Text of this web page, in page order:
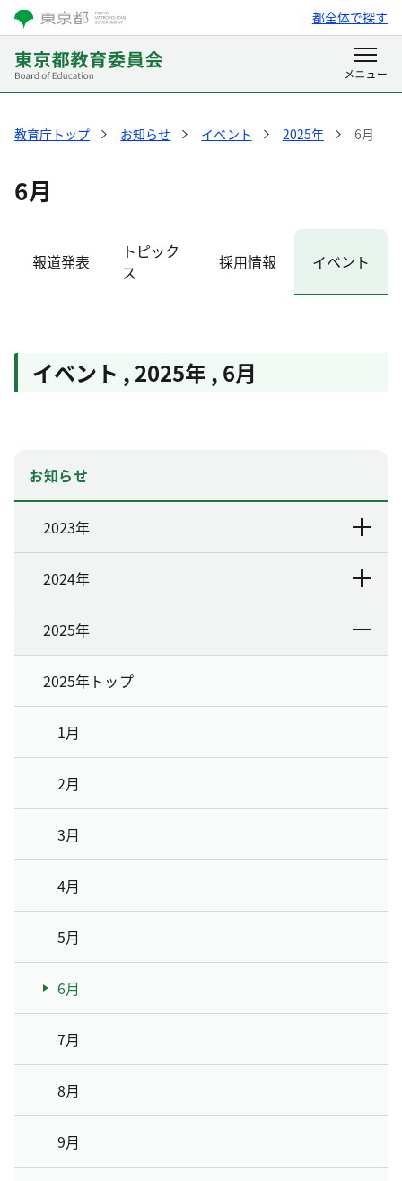
都全体で探す
教育庁トップ お知らせ イベント 2025年 6月
6月
報道発表
トピック
ス
採用情報 イベント
イベント , 2025年 , 6月
お知らせ
2023年
2024年
2025年
2025年トップ
1月
2月
3月
4月
5月
6月
7月
8月
9月